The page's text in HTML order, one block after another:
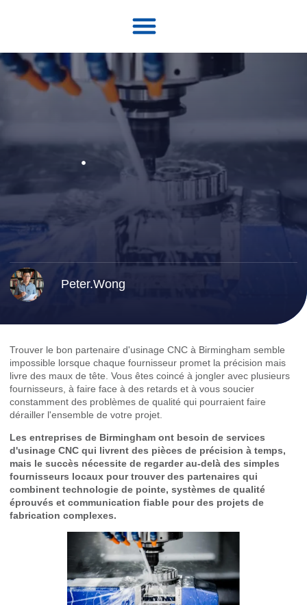
Peter.Wong
Trouver le bon partenaire d'usinage CNC à Birmingham semble
impossible lorsque chaque fournisseur promet la précision mais
livre des maux de tête. Vous êtes coincé à jongler avec plusieurs
fournisseurs, à faire face à des retards et à vous soucier
constamment des problèmes de qualité qui pourraient faire
dérailler l'ensemble de votre projet.
Les entreprises de Birmingham ont besoin de services
d'usinage CNC qui livrent des pièces de précision à temps,
mais le succès nécessite de regarder au-delà des simples
fournisseurs locaux pour trouver des partenaires qui
combinent technologie de pointe, systèmes de qualité
éprouvés et communication fiable pour des projets de
fabrication complexes.